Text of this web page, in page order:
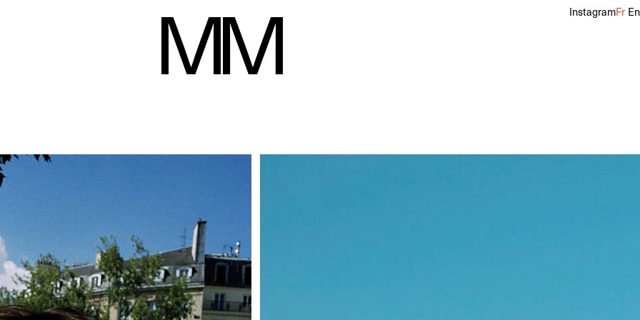
InstagramFr En
Jean-Baptiste Lubin
Poitrine100 cm Taille85 cm Hanches98 cm Pantalon
Télécharger le pdf